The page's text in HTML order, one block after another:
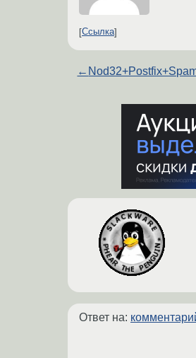
Ссылка
←
Ответ на: